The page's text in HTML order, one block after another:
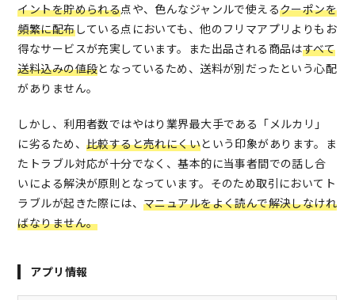
イントを貯められる点や、色んなジャンルで使えるクーポンを
頻繁に配布している点においても、他のフリマアプリよりもお
得なサービスが充実しています。また出品される商品はすべて
送料込みの値段となっているため、送料が別だったという心配
がありません。
しかし、利用者数ではやはり業界最大手である「メルカリ」
に劣るため、 比較すると売れにくいという印象があります。ま
たトラブル対応が十分でなく、基本的に当事者間での話し合
いによる解決が原則となっています。そのため取引においてト
ラブルが起きた際には、マニュアルをよく読んで解決しなけれ
ばなりません。
アプリ情報